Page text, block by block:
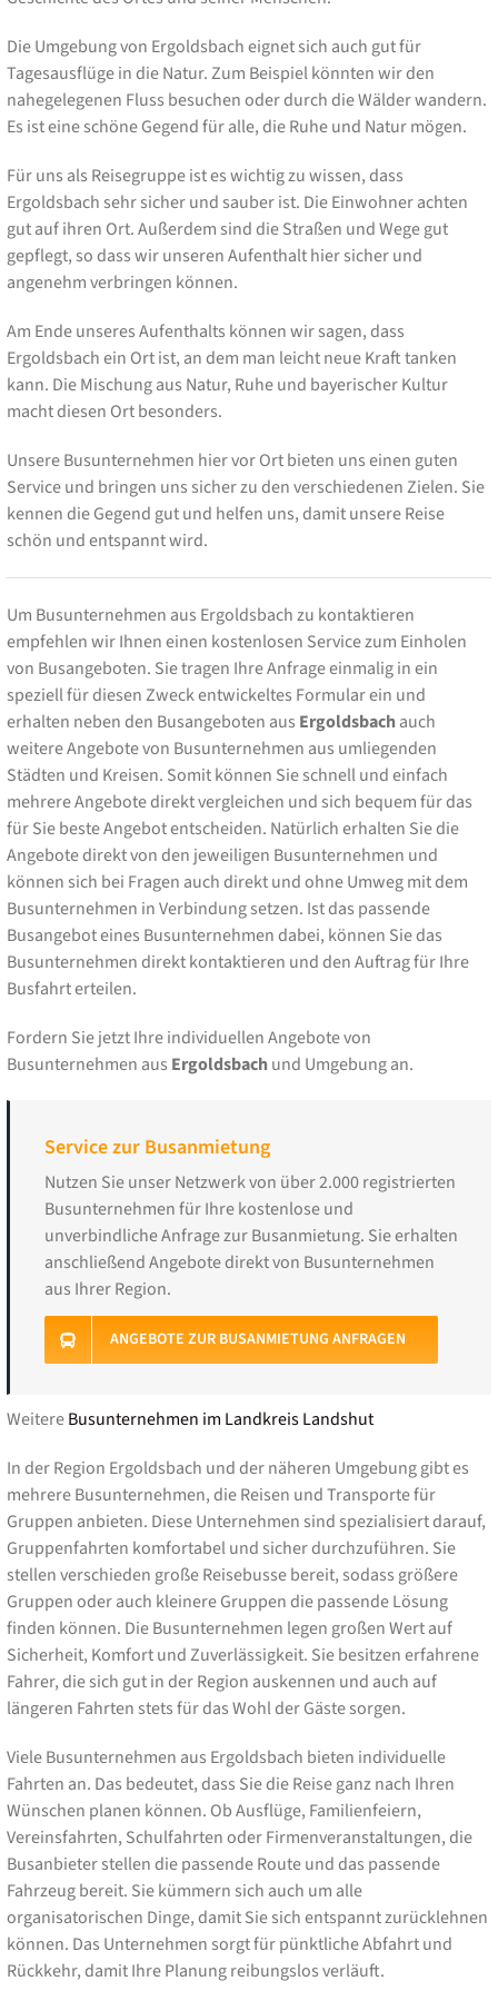
Die Umgebung von Ergoldsbach eignet sich auch gut für
Tagesausflüge in die Natur. Zum Beispiel könnten wir den
nahegelegenen Fluss besuchen oder durch die Wälder wandern.
Es ist eine schöne Gegend für alle, die Ruhe und Natur mögen.
Für uns als Reisegruppe ist es wichtig zu wissen, dass
Ergoldsbach sehr sicher und sauber ist. Die Einwohner achten
gut auf ihren Ort. Außerdem sind die Straßen und Wege gut
gepflegt, so dass wir unseren Aufenthalt hier sicher und
angenehm verbringen können.
Am Ende unseres Aufenthalts können wir sagen, dass
Ergoldsbach ein Ort ist, an dem man leicht neue Kraft tanken
kann. Die Mischung aus Natur, Ruhe und bayerischer Kultur
macht diesen Ort besonders.
Unsere Busunternehmen hier vor Ort bieten uns einen guten
Service und bringen uns sicher zu den verschiedenen Zielen. Sie
kennen die Gegend gut und helfen uns, damit unsere Reise
schön und entspannt wird.
Um Busunternehmen aus Ergoldsbach zu kontaktieren
empfehlen wir Ihnen einen kostenlosen Service zum Einholen
von Busangeboten. Sie tragen Ihre Anfrage einmalig in ein
speziell für diesen Zweck entwickeltes Formular ein und
erhalten neben den Busangeboten aus Ergoldsbachauch
weitere Angebote von Busunternehmen aus umliegenden
Städten und Kreisen. Somit können Sie schnell und einfach
mehrere Angebote direkt vergleichen und sich bequem für das
für Sie beste Angebot entscheiden. Natürlich erhalten Sie die
Angebote direkt von den jeweiligen Busunternehmen und
können sich bei Fragen auch direkt und ohne Umweg mit dem
Busunternehmen in Verbindung setzen. Ist das passende
Busangebot eines Busunternehmen dabei, können Sie das
Busunternehmen direkt kontaktieren und den Auftrag für Ihre
Busfahrt erteilen.
Fordern Sie jetzt Ihre individuellen Angebote von
Busunternehmen aus Ergoldsbachund Umgebung an.
Service zur Busanmietung
Nutzen Sie unser Netzwerk von über 2.000 registrierten
Busunternehmen für Ihre kostenlose und
unverbindliche Anfrage zur Busanmietung. Sie erhalten
anschließend Angebote direkt von Busunternehmen
aus Ihrer Region.
ANGEBOTE ZUR BUSANMIETUNG ANFRAGEN
WeitereBusunternehmen im Landkreis Landshut
In der Region Ergoldsbach und der näheren Umgebung gibt es
mehrere Busunternehmen, die Reisen und Transporte für
Gruppen anbieten. Diese Unternehmen sind spezialisiert darauf,
Gruppenfahrten komfortabel und sicher durchzuführen. Sie
stellen verschieden große Reisebusse bereit, sodass größere
Gruppen oder auch kleinere Gruppen die passende Lösung
finden können. Die Busunternehmen legen großen Wert auf
Sicherheit, Komfort und Zuverlässigkeit. Sie besitzen erfahrene
Fahrer, die sich gut in der Region auskennen und auch auf
längeren Fahrten stets für das Wohl der Gäste sorgen.
Viele Busunternehmen aus Ergoldsbach bieten individuelle
Fahrten an. Das bedeutet, dass Sie die Reise ganz nach Ihren
Wünschen planen können. Ob Ausflüge, Familienfeiern,
Vereinsfahrten, Schulfahrten oder Firmenveranstaltungen, die
Busanbieter stellen die passende Route und das passende
Fahrzeug bereit. Sie kümmern sich auch um alle
organisatorischen Dinge, damit Sie sich entspannt zurücklehnen
können. Das Unternehmen sorgt für pünktliche Abfahrt und
Rückkehr, damit Ihre Planung reibungslos verläuft.